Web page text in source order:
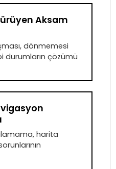
Aksam
dönmemesi
durumların çözümü
harita